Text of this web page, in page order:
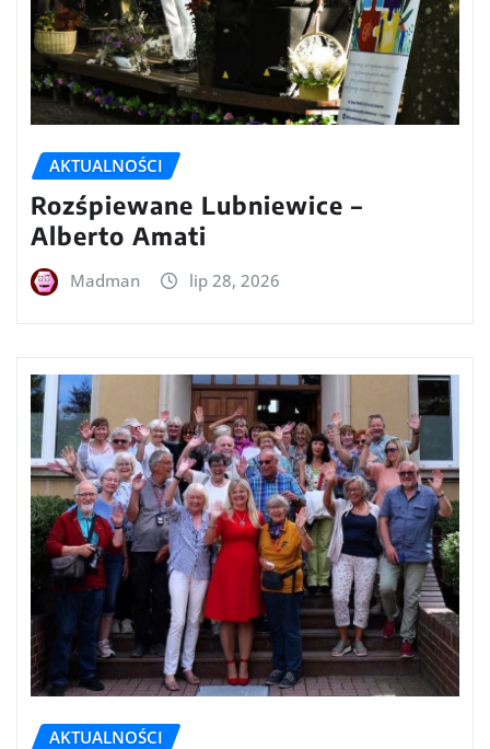
AKTUALNOŚCI
Rozśpiewane Lubniewice –
Alberto Amati
Madman lip 28, 2026
AKTUALNOŚCI